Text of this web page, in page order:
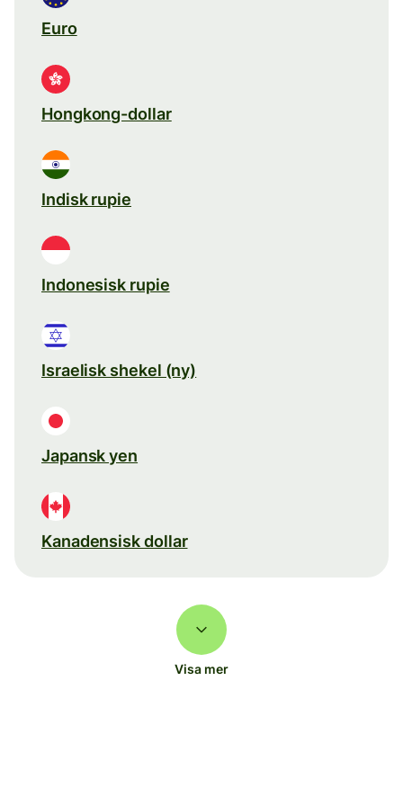
Euro
Hongkong-dollar
Indisk rupie
Indonesisk rupie
Israelisk shekel (ny)
Japansk yen
Kanadensisk dollar
Visa mer